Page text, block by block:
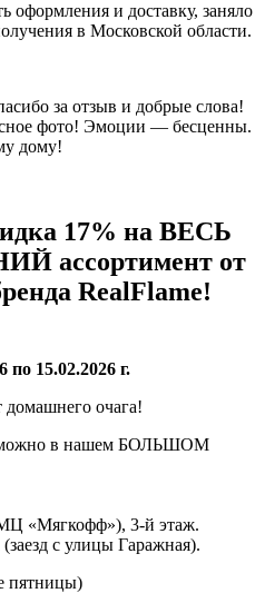
оформления и доставку, заняло
в Московской области.
за отзыв и добрые слова!
фото! Эмоции — бесценны.
дому!
17% на ВЕСЬ
ассортимент от
RealFlame!
по 15.02.2026 г.
очага!
можно в нашем БОЛЬШОМ
«Мягкофф»), 3-й этаж.
с улицы Гаражная).
пятницы)